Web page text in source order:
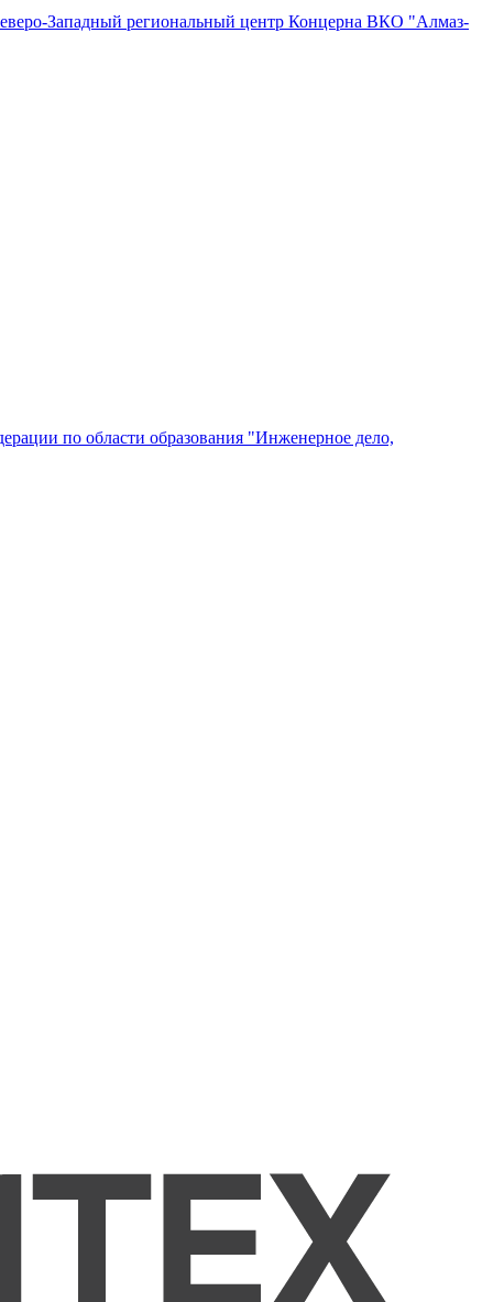
Западный региональный центр Концерна ВКО "Алмаз-
по области образования "Инженерное дело,